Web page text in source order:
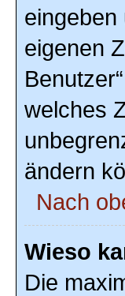
eingeben
eigenen
welches
ändern
Nach
Wieso
Die